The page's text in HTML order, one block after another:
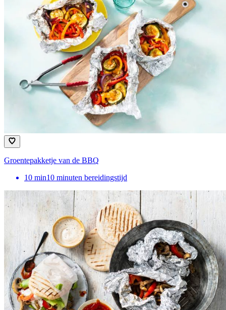
Groentepakketje van de BBQ
10 min10 minuten bereidingstijd